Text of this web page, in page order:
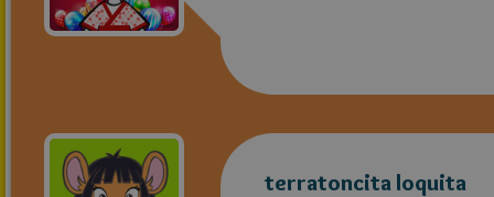
terratoncita loquita